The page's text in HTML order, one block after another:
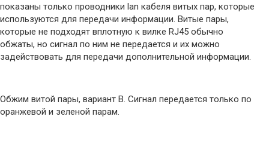
показаны только проводники lan кабеля витых пар, которые
используются для передачи информации. Витые пары,
которые не подходят вплотную к вилке RJ45 обычно
обжаты, но сигнал по ним не передается и их можно
задействовать для передачи дополнительной информации.
Обжим витой пары, вариант B. Сигнал передается только по
оранжевой и зеленой парам.